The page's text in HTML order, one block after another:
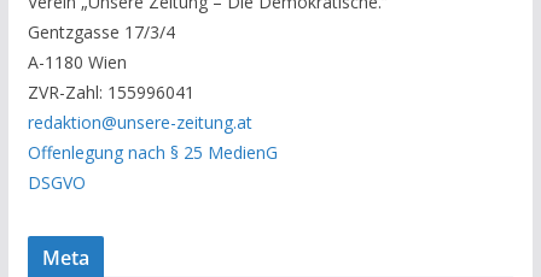
A
r
c
h
i
v
Gentzgasse 17/3/4
A-1180 Wien
ZVR-Zahl: 155996041
redaktion@unsere-zeitung.at
Offenlegung nach § 25 MedienG
DSGVO
Meta